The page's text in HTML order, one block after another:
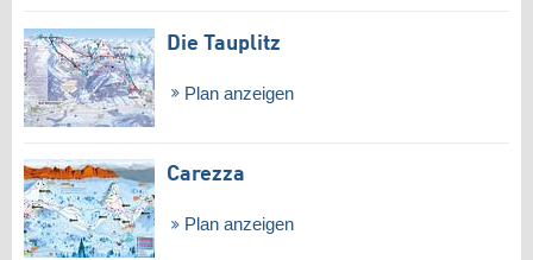
Die Tauplitz
Plan anzeigen
Carezza
Plan anzeigen